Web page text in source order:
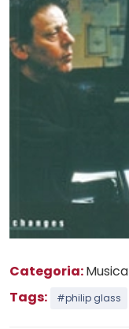
Categoria:Musica
Tags:
#philip glass